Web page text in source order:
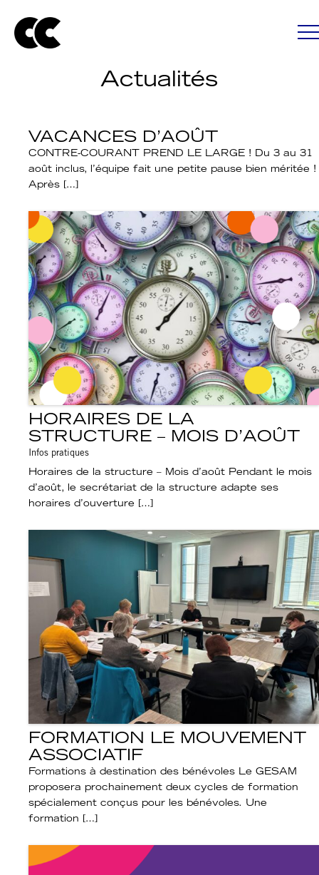
Actualités
VACANCES D’AOÛT
CONTRE-COURANT PREND LE LARGE ! Du 3 au 31
août inclus, l’équipe fait une petite pause bien méritée !
Après […]
HORAIRES DE LA
STRUCTURE – MOIS D’AOÛT
Infos pratiques
Horaires de la structure – Mois d’août Pendant le mois
d’août, le secrétariat de la structure adapte ses
horaires d’ouverture […]
FORMATION LE MOUVEMENT
ASSOCIATIF
Formations à destination des bénévoles Le GESAM
proposera prochainement deux cycles de formation
spécialement conçus pour les bénévoles. Une
formation […]